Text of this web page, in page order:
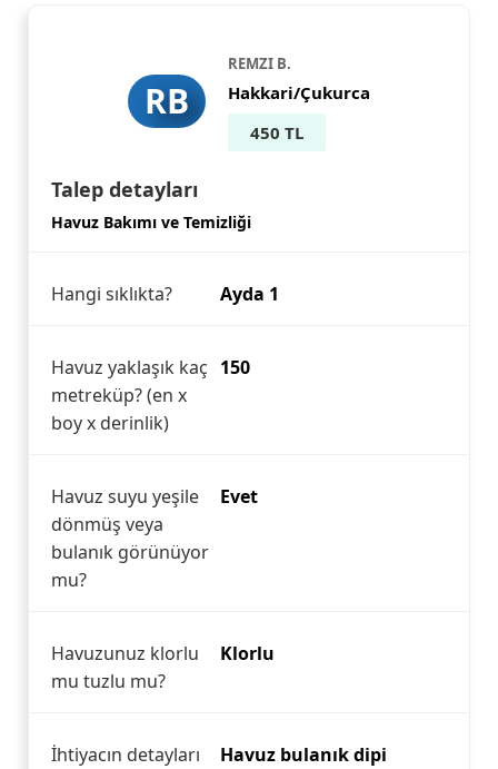
RB
REMZI B.
Hakkari/Çukurca
450 TL
Talep detayları
Havuz Bakımı ve Temizliği
Hangi sıklıkta? Ayda 1
Havuz yaklaşık kaç
metreküp? (en x
boy x derinlik)
150
Havuz suyu yeşile
dönmüş veya
bulanık görünüyor
mu?
Evet
Havuzunuz klorlu
mu tuzlu mu?
Klorlu
İhtiyacın detayları
Havuz bulanık dipi